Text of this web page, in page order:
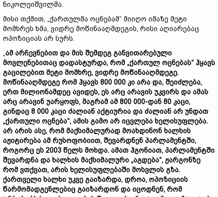
ნიკოლეიშვილმა.
მისი თქმით, „ქართულმა ოცნებამ“ მიიღო იმაზე მეტი
მომხრეს ხმა, ვიდრე მოწინააღმდეგის, რისი აღიარებაც
ოპოზიციას არ სურს.
„ამ არჩევნებით და მის შემდეგ განვითარებული
მოვლენებითაც დადასტურდა, რომ „ქართულ ოცნებას“ ჰყავს
გაცილებით მეტი მომხრე, ვიდრე მოწინააღმდეგე.
მოწინააღმდეგე რომ ჰყავს 800 000 კი არა და, შეიძლება,
ერთ მილიონამდეც ავიდეს, ეს არც არავის უკვირს და ამას
არც არავინ უარყოფს, მაგრამ ამ 800 000-დან 80 კაცი,
გინდაც 8 000 კაცი ძალიან აქტიურია და ძალიან არ უნდათ
„ქართული ოცნება“, ამის გამო არ იცვლება ხელისუფლება.
არ არის ასე, რომ მაქსიმალურად მოახდინონ ხალხის
აჟიტირება ამ რუსოფობიით, შევარდნენ პარლამენტში,
როგორც ეს 2003 წელს მოხდა. ამათ ჰგონიათ, პარლამენტში
შევარდნა და ხალხის მაქსიმალური „აგდება“, ჟარგონზე
რომ ვთქვათ, არის ხელისუფლებაში მოსვლის გზა.
ქართველი ხალხი უკვე გაიზარდა, დროა, ოპოზიციის
წარმომადგენლებიც გაიზარდონ და იცოდნენ, რომ